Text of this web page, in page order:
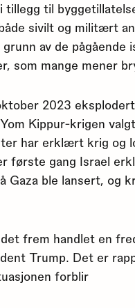
tillegg til
sivilt og militært
av de pågående
som mange mener
2023
Kippur-krigen
har erklært krig og
første gang Israel
Gaza ble lansert, og
frem handlet en
Trump. Det er
forblir